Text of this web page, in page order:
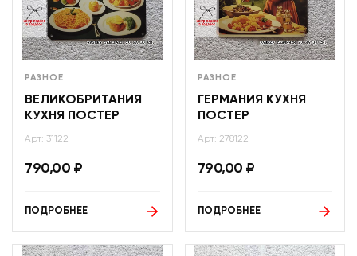
РАЗНОЕ
ВЕЛИКОБРИТАНИЯ
КУХНЯ ПОСТЕР
Арт: 31122
790,00 ₽
ПОДРОБНЕЕ
РАЗНОЕ
ГЕРМАНИЯ КУХНЯ
ПОСТЕР
Арт: 278122
790,00 ₽
ПОДРОБНЕЕ